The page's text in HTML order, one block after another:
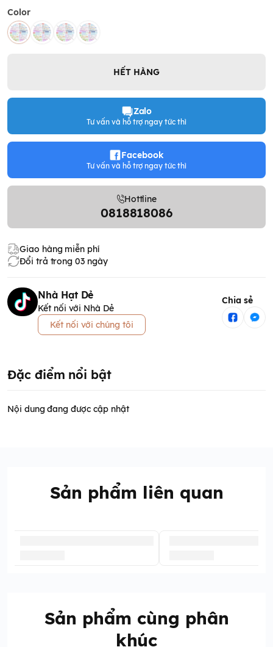
Color
HẾT HÀNG
Zalo
Tư vấn và hỗ trợ ngay tức thì
Facebook
Tư vấn và hỗ trợ ngay tức thì
Hottline
0818818086
Giao hàng miễn phí
Đổi trả trong 03 ngày
Nhà Hạt Dẻ
Kết nối với Nhà Dẻ
Kết nối với chúng tôi
Chia sẻ
Đặc điểm nổi bật
Nội dung đang được cập nhật
Sản phẩm liên quan
Sản phẩm cùng phân
khúc